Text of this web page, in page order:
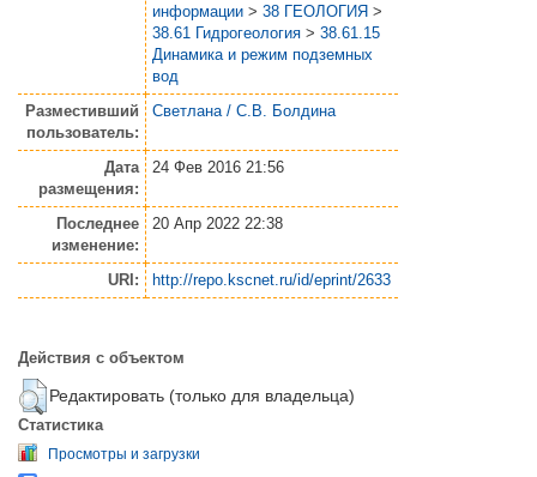
информации > 38 ГЕОЛОГИЯ >
38.61 Гидрогеология > 38.61.15
Динамика и режим подземных
вод
Разместивший
пользователь:
Светлана / С.В. Болдина
Дата
размещения:
24 Фев 2016 21:56
Последнее
изменение:
20 Апр 2022 22:38
URI: http://repo.kscnet.ru/id/eprint/2633
Действия с объектом
Редактировать (только для владельца)
Статистика
Просмотры и загрузки